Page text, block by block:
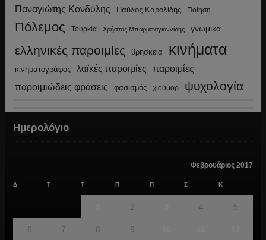
Παναγιώτης Κονδύλης Παύλος Καρολίδης Ποίηση
Πόλεμος Τουρκία Χρήστος Μπαρμπαγιαννίδης γνωμικά
ελληνικές παροιμίες θρησκεία κινήματα
κινηματογράφος λαϊκές παροιμίες παροιμίες
παροιμιώδεις φράσεις φασισμός χιούμορ ψυχολογία
Ημερολόγιο
Φεβρουάριος 2017
Δ Τ Τ Π Π Σ Κ
2 4 5
6 7 8 9